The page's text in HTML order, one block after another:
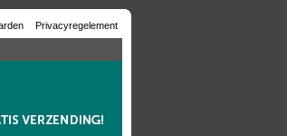
Privacyregelement